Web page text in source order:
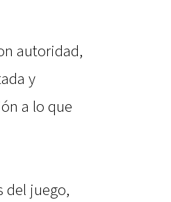
autoridad,
y
a lo que
del juego,